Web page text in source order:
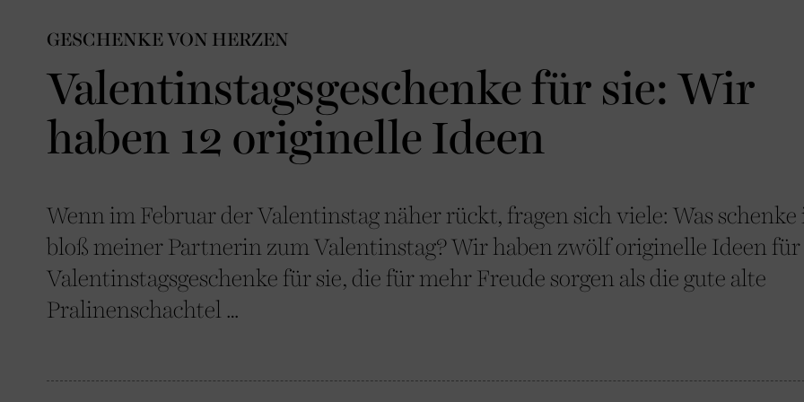
GESCHENKE VON HERZEN
Valentinstagsgeschenke für sie: Wir
haben 12 originelle Ideen
Wenn im Februar der Valentinstag näher rückt, fragen sich viele: Was schenke
bloß meiner Partnerin zum Valentinstag? Wir haben zwölf originelle Ideen für
Valentinstagsgeschenke für sie, die für mehr Freude sorgen als die gute alte
Pralinenschachtel …